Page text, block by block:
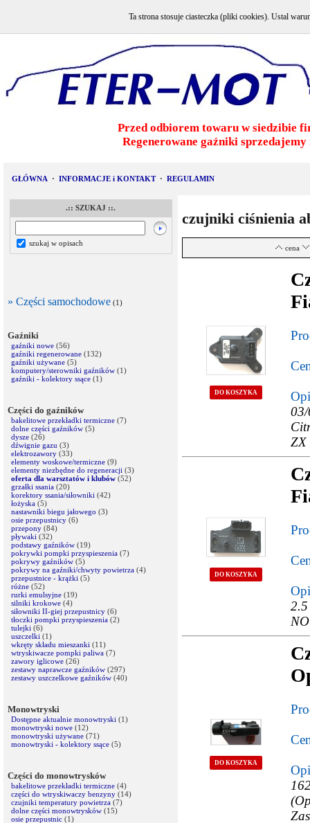
Przed odbiorem towaru w siedzibie
Regenerowane gaźniki
GŁÓWNA · INFORMACJE i KONTAKT · REGULAMIN
.:: SZUKAJ ::.
szukaj w opisach
» Części samochodowe (1)
Gaźniki
gaźniki nowe (56)
gaźniki regenerowane (132)
gaźniki używane (5)
komputery/sterowniki gaźników (1)
gaźniki - kolektory ssące (1)
Części do gaźników
bakelitowe przekładki termiczne (7)
dolne części gaźników (5)
dysze (26)
dźwignie gazu (3)
elektrozawory (33)
elementy woskowe/termiczne (9)
elementy niezbędne do regeneracji (3)
oferta dla warsztatów i klubów (52)
grzałki ssania (20)
korektory ssania/siłowniki (42)
łożyska (5)
nastawniki biegu jałowego (3)
osie przepustnicy (6)
przepony (84)
pływaki (32)
podstawy gaźników (19)
pokrywki pompki przyspieszenia (7)
pokrywy gaźników (5)
pokrywy na gaźniki/chwyty powietrza (4)
przepustnice - krążki (5)
różne (52)
rurki emulsyjne (19)
silniki krokowe (4)
siłowniki II-giej przepustnicy (6)
tłoczki pompki przyspieszenia (2)
tulejki (6)
uszczelki (1)
wkręty składu mieszanki (11)
wtryskiwacze pompki paliwa (7)
zawory iglicowe (26)
zestawy naprawcze gaźników (297)
zestawy uszczelkowe gaźników (40)
Monowtryski
Dostępne aktualnie monowtryski (1)
monowtryski nowe (12)
monowtryski używane (71)
monowtryski - kolektory ssące (5)
Części do monowtrysków
bakelitowe przekładki termiczne (4)
części do wtryskiwaczy benzyny (14)
czujniki temperatury powietrza (7)
dolne części monowtrysków (15)
osie przepustnic (1)
czujniki ciśnienia
cena
DO KOSZYKA
ZX
DO KOSZYKA
DO KOSZYKA
Ta strona stosuje ciasteczka (pliki cookies). Ustal